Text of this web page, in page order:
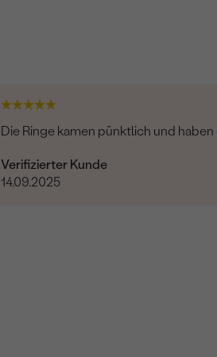
Die Ringe kamen pünktlich und
Verifizierter Kunde
14.09.2025